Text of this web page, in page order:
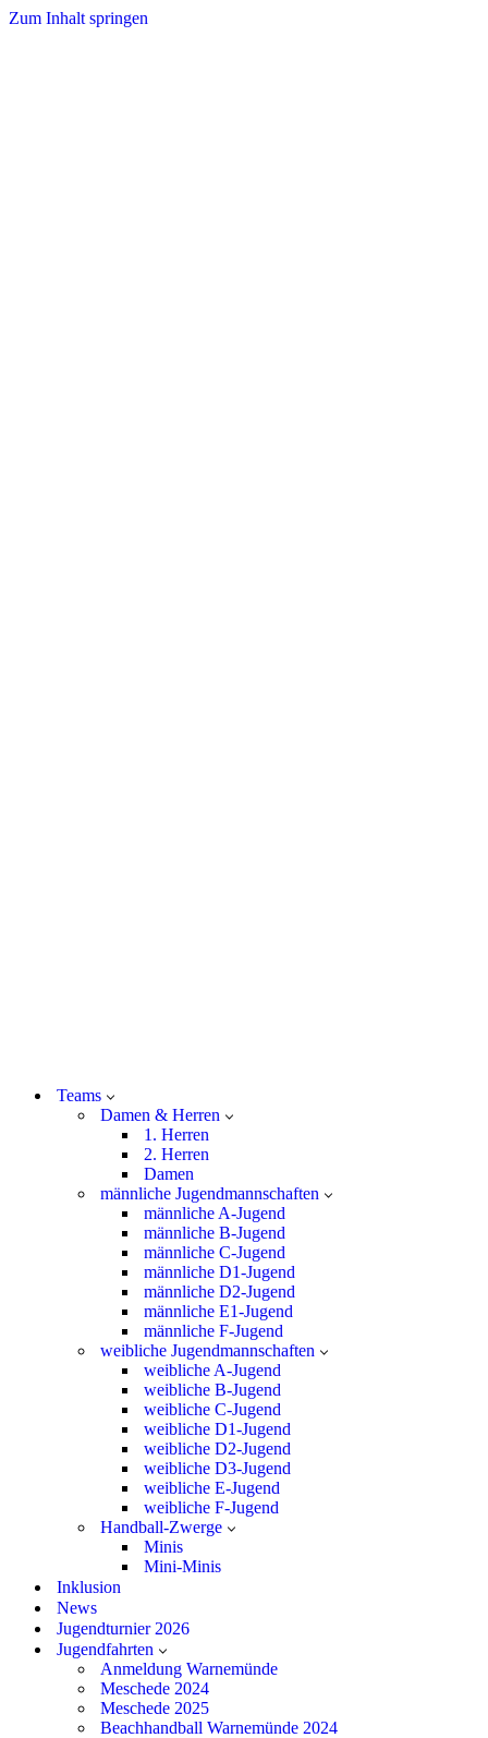
Zum Inhalt springen
Teams
Damen & Herren
1. Herren
2. Herren
Damen
männliche Jugendmannschaften
männliche A-Jugend
männliche B-Jugend
männliche C-Jugend
männliche D1-Jugend
männliche D2-Jugend
männliche E1-Jugend
männliche F-Jugend
weibliche Jugendmannschaften
weibliche A-Jugend
weibliche B-Jugend
weibliche C-Jugend
weibliche D1-Jugend
weibliche D2-Jugend
weibliche D3-Jugend
weibliche E-Jugend
weibliche F-Jugend
Handball-Zwerge
Minis
Mini-Minis
Inklusion
News
Jugendturnier 2026
Jugendfahrten
Anmeldung Warnemünde
Meschede 2024
Meschede 2025
Beachhandball Warnemünde 2024